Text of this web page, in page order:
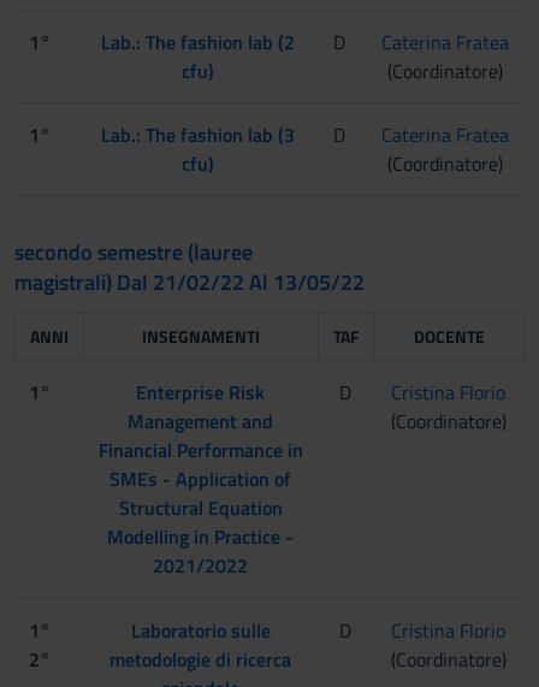
1°
Lab.: The fashion lab (2
cfu)
D
Caterina Fratea
(Coordinatore)
1°
Lab.: The fashion lab (3
cfu)
D
Caterina Fratea
(Coordinatore)
secondo semestre (lauree
magistrali) Dal 21/02/22 Al 13/05/22
ANNI INSEGNAMENTI TAF DOCENTE
1°
Enterprise Risk
Management and
Financial Performance in
SMEs - Application of
Structural Equation
Modelling in Practice -
2021/2022
D
Cristina Florio
(Coordinatore)
1°
2°
Laboratorio sulle
metodologie di ricerca
D
Cristina Florio
(Coordinatore)